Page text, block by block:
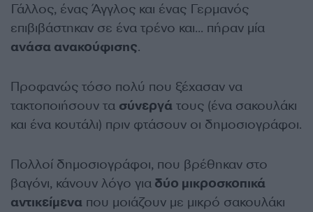
Γάλλος, ένας Άγγλος και ένας Γερμανός
επιβιβάστηκαν σε ένα τρένο και… πήραν μία
ανάσα ανακούφισης.
Προφανώς τόσο πολύ που ξέχασαν να
τακτοποιήσουν τα σύνεργά τους (ένα σακουλάκι
και ένα κουτάλι) πριν φτάσουν οι δημοσιογράφοι.
Πολλοί δημοσιογράφοι, που βρέθηκαν στο
βαγόνι, κάνουν λόγο για δύο μικροσκοπικά
αντικείμενα που μοιάζουν με μικρό σακουλάκι